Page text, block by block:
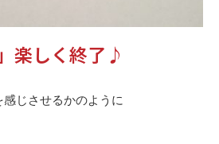
楽しく終了♪
じさせるかのように